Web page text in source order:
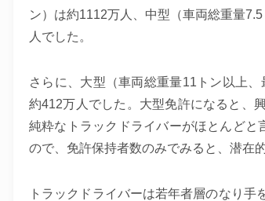
ン）は約1112万人、中型（車両総重量
人でした。
さらに、大型（車両総重量11トン以上
約412万人でした。大型免許になると、
純粋なトラックドライバーがほとんど
ので、免許保持者数のみでみると、潜在
トラックドライバーは若年者層のなり